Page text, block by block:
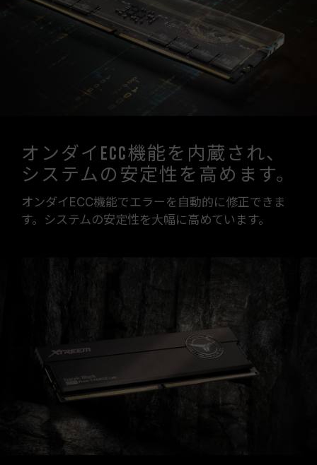
オンダイECC機能を内蔵され、
システムの安定性を高めます。
オンダイECC機能でエラーを自動的に修正できま
す。システムの安定性を大幅に高めています。